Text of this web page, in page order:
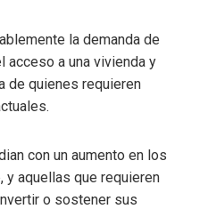
la demanda de
acceso a una vivienda y
de quienes requieren
con un aumento en los
aquellas que requieren
o sostener sus